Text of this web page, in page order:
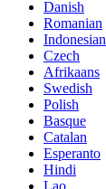
Danish
Romanian
Indonesian
Czech
Afrikaans
Swedish
Polish
Basque
Catalan
Esperanto
Hindi
Lao